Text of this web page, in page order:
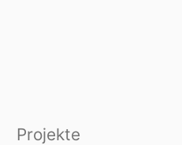
Projekte